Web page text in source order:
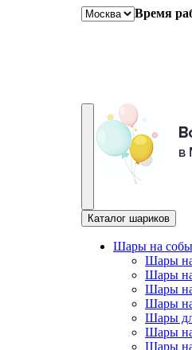
Время
Каталог шариков
Шары на
Шары на
Шары
Шары
Шары на
Шары
Шары на
Шары